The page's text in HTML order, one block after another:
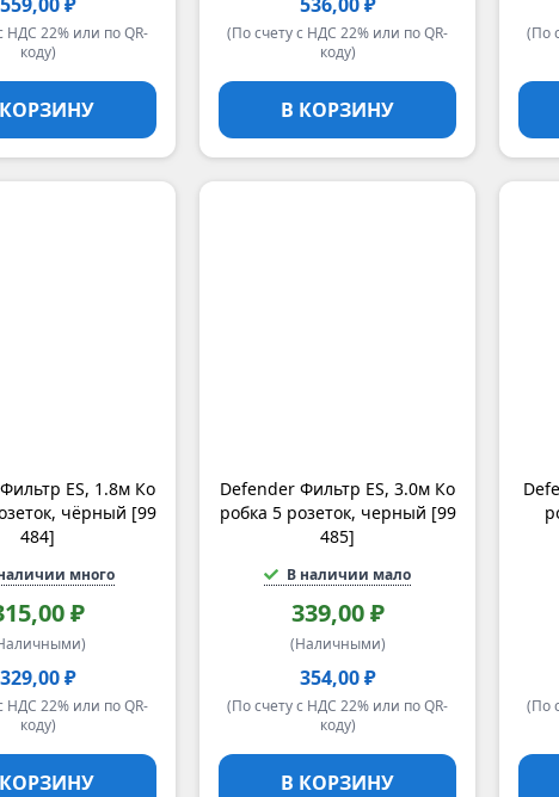
НДС 22% или по QR-
коду)
(По счету с НДС 22% или по QR-
коду)
В КОРЗИНУ
(По
ES, 1.8м Ко
чёрный [99
484]
много
₽
329,00 ₽
НДС 22% или по QR-
коду)
Defender Фильтр ES, 3.0м Ко
робка 5 розеток, черный [99
485]
В наличии мало
339,00 ₽
(Наличными)
354,00 ₽
(По счету с НДС 22% или по QR-
коду)
В КОРЗИНУ
(По